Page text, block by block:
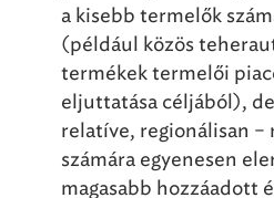
a kisebb termelők
(például közös
termékek termelői
eljuttatása céljából), de
relatíve, regionálisan –
számára egyenesen
magasabb hozzáadott